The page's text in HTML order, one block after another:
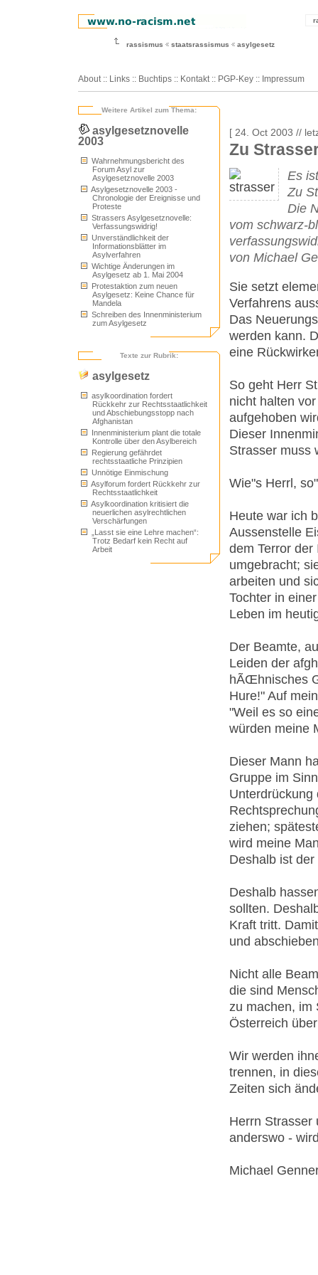
rassismus staatsrassismus asylgesetz
About :: Links :: Buchtips :: Kontakt :: PGP-Key :: Impressum
Weitere Artikel zum Thema:
asylgesetznovelle
2003
Wahrnehmungsbericht des
Forum Asyl zur
Asylgesetznovelle 2003
Asylgesetznovelle 2003 -
Chronologie der Ereignisse und
Proteste
Strassers Asylgesetznovelle:
Verfassungswidrig!
Unverständlichkeit der
Informationsblätter im
Asylverfahren
Wichtige Änderungen im
Asylgesetz ab 1. Mai 2004
Protestaktion zum neuen
Asylgesetz: Keine Chance für
Mandela
Schreiben des Innenministerium
zum Asylgesetz
Texte zur Rubrik:
asylgesetz
asylkoordination fordert
Rückkehr zur Rechtsstaatlichkeit
und Abschiebungsstopp nach
Afghanistan
Innenministerium plant die totale
Kontrolle über den Asylbereich
Regierung gefährdet
rechtsstaatliche Prinzipien
Unnötige Einmischung
Asylforum fordert Rückkehr zur
Rechtsstaatlichkeit
Asylkoordination kritisiert die
neuerlichen asylrechtlichen
Verschärfungen
„Lasst sie eine Lehre machen“:
Trotz Bedarf kein Recht auf
Arbeit
[ 24. Oct 2003 //
Zu
Es
Zu
Die
vom schwarz-
von Michael
Sie setzt
Verfahrens
Das
werden kann.
eine
So geht Herr
nicht halten
aufgehoben
Dieser
Strasser muss
Wie"s Herrl,
Heute war ich
Aussenstelle
dem Terror
umgebracht;
arbeiten und
Tochter in
Leben im
Der Beamte,
Leiden der
hÃŒhnisches
Hure!" Auf
"Weil es so
würden meine
Dieser Mann
Gruppe im
Unterdrückung
ziehen;
wird meine
Deshalb ist
Deshalb
sollten.
Kraft tritt.
und
Nicht alle
die sind
zu machen, im
Österreich
Wir werden
trennen, in
Zeiten sich
Herrn Strasser
anderswo -
Michael